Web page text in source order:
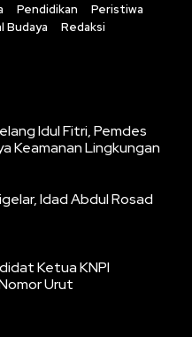
Pendidikan
Peristiwa
Budaya Redaksi
Idul Fitri, Pemdes
Keamanan Lingkungan
Idad Abdul Rosad
Ketua KNPI
Urut